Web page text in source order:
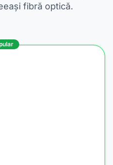
fibră optică.